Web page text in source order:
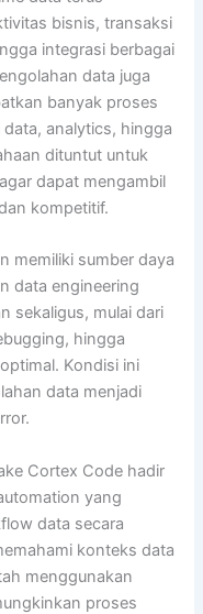
bisnis, transaksi
integrasi berbagai
data juga
banyak proses
analytics, hingga
dituntut untuk
dapat mengambil
kompetitif.
memiliki sumber daya
data engineering
sekaligus, mulai dari
hingga
Kondisi ini
data menjadi
Cortex Code hadir
yang
data secara
konteks data
menggunakan
proses